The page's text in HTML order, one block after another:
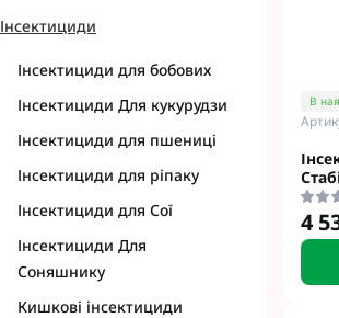
Контактні
Системні
Фунгіциди
Фунгіциди
Фунгіциди
Фунгіциди
Фунгіциди
Фунгіциди BASF
Фунгіциди
Фунгіциди FMC
Інсектициди
Інсектициди для бобових
Інсектициди Для кукурудзи
Інсектициди для пшениці
Інсектициди для ріпаку
Інсектициди для Сої
Інсектициди Для
Соняшнику
Кишкові інсектициди
В
4